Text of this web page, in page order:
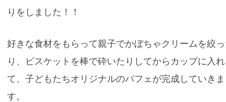
りをしました！！
好きな食材をもらって親子でかぼちゃクリームを絞
り、ビスケットを棒で砕いたりしてからカップに入れ
て、子どもたちオリジナルのパフェが完成していきま
す。